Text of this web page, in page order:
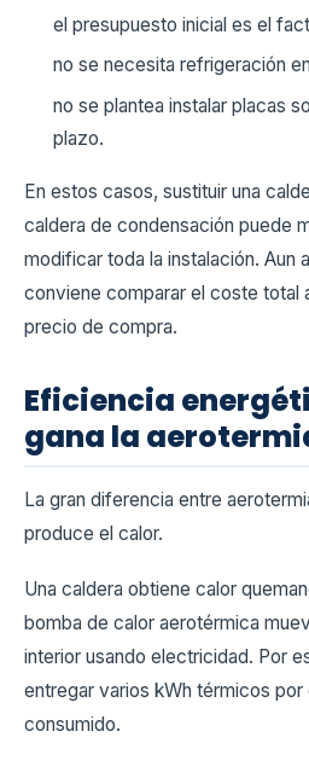
el presupuesto inicial es el
no se necesita refrigeración
no se plantea instalar placas
plazo.
En estos casos, sustituir una
caldera de condensación puede
modificar toda la instalación. Aun
conviene comparar el coste total
precio de compra.
Eficiencia
gana la
La gran diferencia entre
produce el calor.
Una caldera obtiene calor
bomba de calor aerotérmica
interior usando electricidad. Por
entregar varios kWh térmicos
consumido.